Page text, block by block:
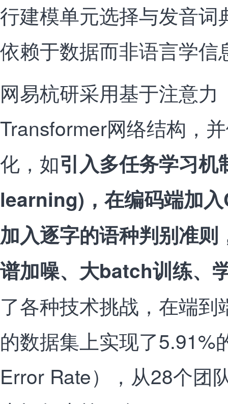
行建模单元选择与发音词
依赖于数据而非语言学信
网易杭研采用基于注意
Transformer网络结构，
化，如引入多任务学习
learning)，在编码端加
加入逐字的语种判别准
谱加噪、大batch训练、
了各种技术挑战，在端
的数据集上实现了5.91%
Error Rate），从28个团